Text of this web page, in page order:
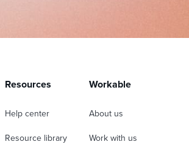
Resources
Help center
Resource library
Workable
About us
Work with us